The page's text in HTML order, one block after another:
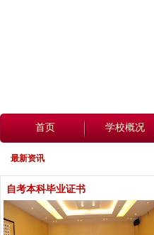
首页 学校概况
最新资讯
自考本科毕业证书